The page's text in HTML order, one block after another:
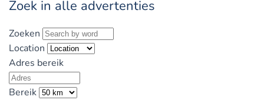
Zoek in alle advertenties
Zoeken
Location
Adres bereik
Bereik